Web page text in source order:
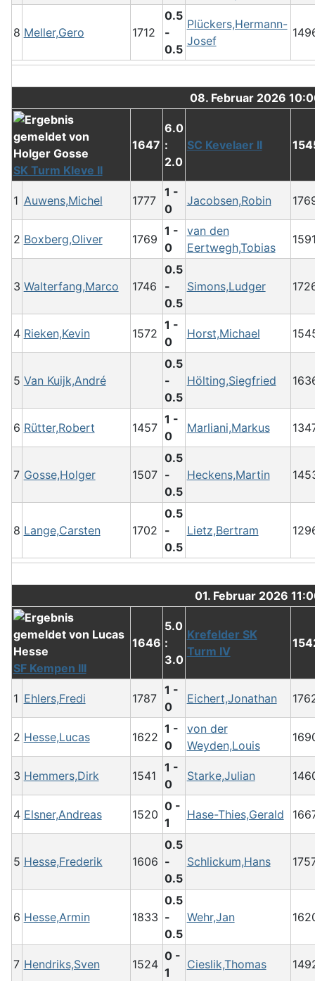
8 Meller,Gero 1712
0.5
-
0.5
Plückers,Hermann-
Josef
08. Februar 2026
SK Turm Kleve II
1647
6.0
:
2.0
SC Kevelaer II
1 Auwens,Michel 1777
1 -
0
Jacobsen,Robin
2 Boxberg,Oliver 1769
1 -
0
van den
Eertwegh,Tobias
3 Walterfang,Marco 1746
0.5
-
0.5
Simons,Ludger
4 Rieken,Kevin 1572
1 -
0
Horst,Michael
5 Van Kuijk,André
0.5
-
0.5
Hölting,Siegfried
6 Rütter,Robert 1457
1 -
0
Marliani,Markus
7 Gosse,Holger 1507
0.5
-
0.5
Heckens,Martin
8 Lange,Carsten 1702
0.5
-
0.5
Lietz,Bertram
01. Februar 2026
SF Kempen III
1646
5.0
:
3.0
Krefelder SK
Turm IV
1 Ehlers,Fredi 1787
1 -
0
Eichert,Jonathan
2 Hesse,Lucas 1622
1 -
0
von der
Weyden,Louis
3 Hemmers,Dirk 1541
1 -
0
Starke,Julian
4 Elsner,Andreas 1520
0 -
1
Hase-Thies,Gerald
5 Hesse,Frederik 1606
0.5
-
0.5
Schlickum,Hans
6 Hesse,Armin 1833
0.5
-
0.5
Wehr,Jan
7 Hendriks,Sven 1524
0 -
1
Cieslik,Thomas